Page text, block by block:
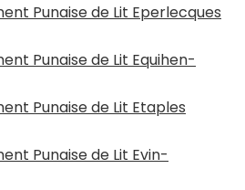
Punaise de Lit Eperlecques
Punaise de Lit Equihen-
Punaise de Lit Etaples
Punaise de Lit Evin-